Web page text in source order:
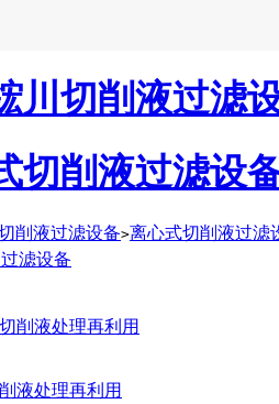
川切削液过滤
切削液过滤设
削液过滤设备>离心式切削液过滤
滤设备
液处理再利用